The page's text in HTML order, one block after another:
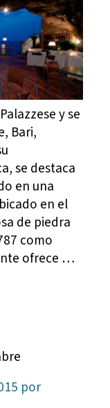
y se
Bari,
se destaca
en una
en el
de piedra
como
ofrece …
por